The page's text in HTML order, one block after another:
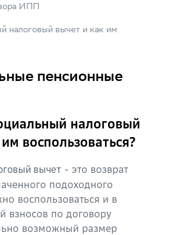
ИПП
налоговый вычет и как им
пенсионные
налоговый
воспользоваться?
вычет - это возврат
подоходного
воспользоваться и в
взносов по договору
возможный размер